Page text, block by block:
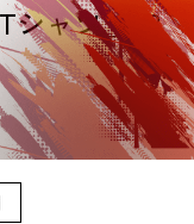
シャツ_012